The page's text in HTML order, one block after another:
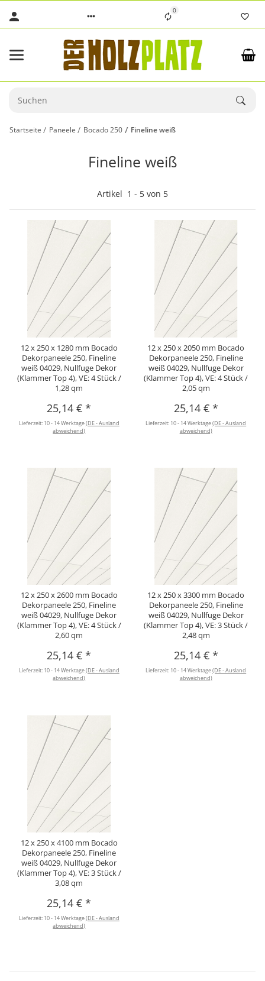
0
Startseite Paneele Bocado 250 Fineline weiß
Fineline weiß
Artikel 1 - 5 von 5
12 x 250 x 1280 mm Bocado
Dekorpaneele 250, Fineline
weiß 04029, Nullfuge Dekor
(Klammer Top 4), VE: 4 Stück /
1,28 qm
25,14 €*
Lieferzeit: 10 - 14 Werktage(DE - Ausland
abweichend)
12 x 250 x 2050 mm Bocado
Dekorpaneele 250, Fineline
weiß 04029, Nullfuge Dekor
(Klammer Top 4), VE: 4 Stück /
2,05 qm
25,14 € *
Lieferzeit: 10 - 14 Werktage(DE - Ausland
abweichend)
12 x 250 x 2600 mm Bocado
Dekorpaneele 250, Fineline
weiß 04029, Nullfuge Dekor
(Klammer Top 4), VE: 4 Stück /
2,60 qm
25,14 €*
Lieferzeit: 10 - 14 Werktage(DE - Ausland
abweichend)
12 x 250 x 3300 mm Bocado
Dekorpaneele 250, Fineline
weiß 04029, Nullfuge Dekor
(Klammer Top 4), VE: 3 Stück /
2,48 qm
25,14 € *
Lieferzeit: 10 - 14 Werktage(DE - Ausland
abweichend)
12 x 250 x 4100 mm Bocado
Dekorpaneele 250, Fineline
weiß 04029, Nullfuge Dekor
(Klammer Top 4), VE: 3 Stück /
3,08 qm
25,14 €*
Lieferzeit: 10 - 14 Werktage(DE - Ausland
abweichend)